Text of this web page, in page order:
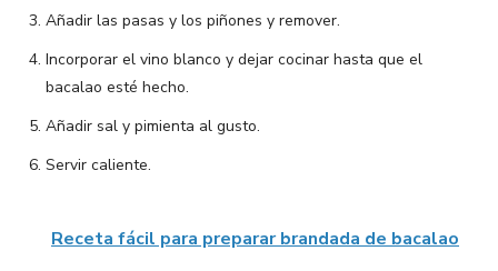
Añadir las pasas y los piñones y remover.
Incorporar el vino blanco y dejar cocinar hasta que el
bacalao esté hecho.
Añadir sal y pimienta al gusto.
Servir caliente.
Receta fácil para preparar brandada de bacalao